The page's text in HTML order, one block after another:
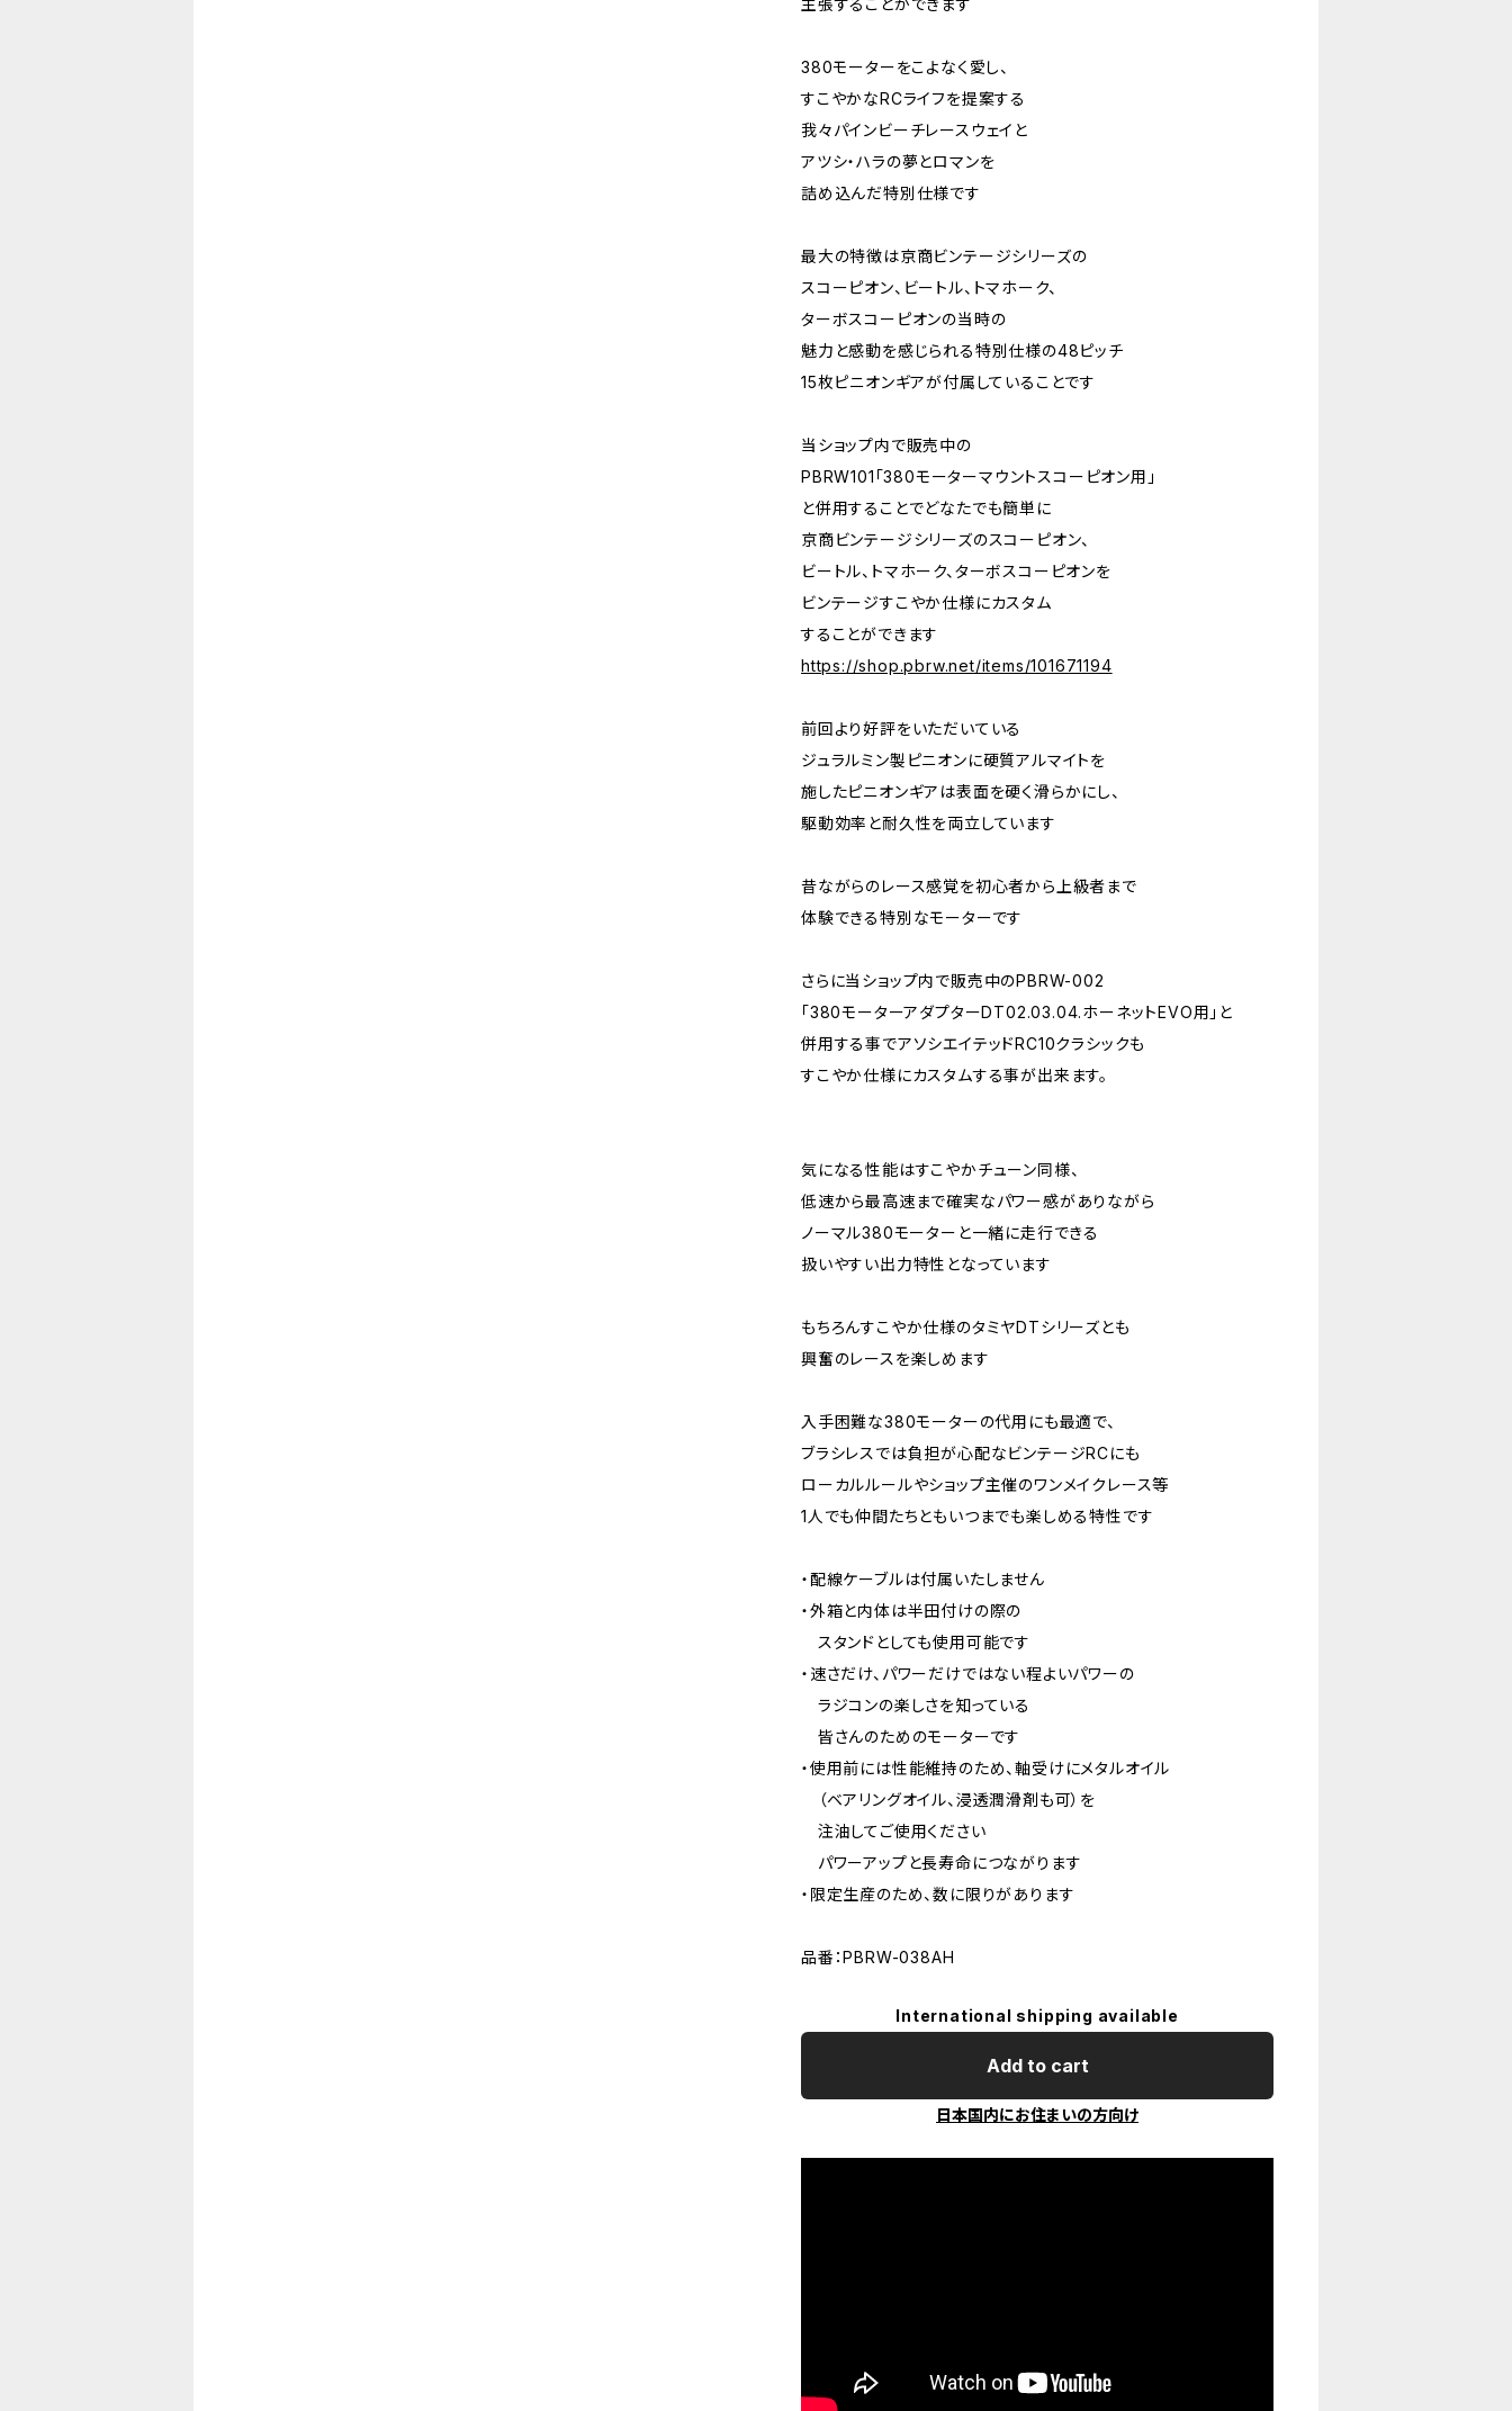
主張することができます
380モーターをこよなく愛し、
すこやかなRCライフを提案する
我々パインビーチレースウェイと
アツシ・ハラの夢とロマンを
詰め込んだ特別仕様です
最大の特徴は京商ビンテージシリーズの
スコーピオン、ビートル、トマホーク、
ターボスコーピオンの当時の
魅力と感動を感じられる特別仕様の48ピッチ
15枚ピニオンギアが付属していることです
当ショップ内で販売中の
PBRW101「380モーターマウントスコーピオン用」
と併用することでどなたでも簡単に
京商ビンテージシリーズのスコーピオン、
ビートル、トマホーク、ターボスコーピオンを
ビンテージすこやか仕様にカスタム
することができます
https://shop.pbrw.net/items/101671194
前回より好評をいただいている
ジュラルミン製ピニオンに硬質アルマイトを
施したピニオンギアは表面を硬く滑らかにし、
駆動効率と耐久性を両立しています
昔ながらのレース感覚を初心者から上級者まで
体験できる特別なモーターです
さらに当ショップ内で販売中のPBRW-002
「380モーターアダプターDT02.03.04.ホーネットEVO用」と
併用する事でアソシエイテッドRC10クラシックも
すこやか仕様にカスタムする事が出来ます。
気になる性能はすこやかチューン同様、
低速から最高速まで確実なパワー感がありながら
ノーマル380モーターと一緒に走行できる
扱いやすい出力特性となっています
もちろんすこやか仕様のタミヤDTシリーズとも
興奮のレースを楽しめます
入手困難な380モーターの代用にも最適で、
ブラシレスでは負担が心配なビンテージRCにも
ローカルルールやショップ主催のワンメイクレース等
1人でも仲間たちともいつまでも楽しめる特性です
・配線ケーブルは付属いたしません
・外箱と内体は半田付けの際の
スタンドとしても使用可能です
・速さだけ、パワーだけではない程よいパワーの
ラジコンの楽しさを知っている
皆さんのためのモーターです
・使用前には性能維持のため、軸受けにメタルオイル
（ベアリングオイル、浸透潤滑剤も可）を
注油してご使用ください
パワーアップと長寿命につながります
・限定生産のため、数に限りがあります
品番：PBRW-038AH
International shipping available
Add to cart
日本国内にお住まいの方向け